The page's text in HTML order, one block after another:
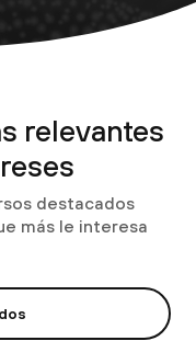
relevantes
destacados
más le interesa